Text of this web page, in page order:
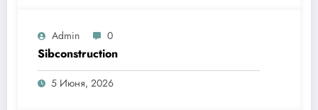
Admin 0
Sibconstruction
5 Июня, 2026